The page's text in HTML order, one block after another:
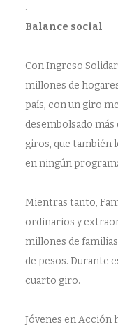
.
Balance social
Con Ingreso
millones de
país, con un giro
desembolsado más
giros, que también
en ningún
Mientras tanto,
ordinarios y
millones de
de pesos. Durante
cuarto giro.
Jóvenes en Acción